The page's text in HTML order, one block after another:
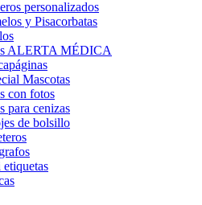
personalizados
y Pisacorbatas
ALERTA MÉDICA
Mascotas
con fotos
para cenizas
de bolsillo